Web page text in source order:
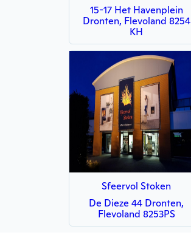
15-17 Het Havenplein
Dronten, Flevoland 8254
KH
Sfeervol Stoken
De Dieze 44 Dronten,
Flevoland 8253PS